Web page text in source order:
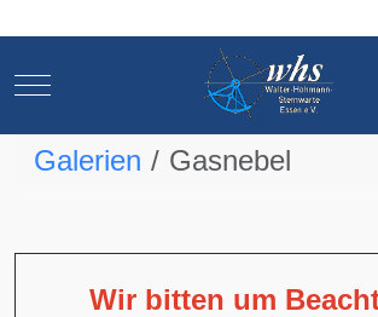
Mobile Menu Toggle
Galerien Gasnebel
Wir bitten um